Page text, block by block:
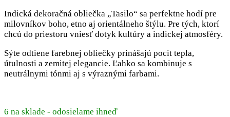
bola:
8.50 €.
je:
6.50 €.
Indická dekoračná obliečka „Tasilo“ sa perfektne hodí pre
milovníkov boho, etno aj orientálneho štýlu. Pre tých, ktorí
chcú do priestoru vniesť dotyk kultúry a indickej atmosféry.
Sýte odtiene farebnej obliečky prinášajú pocit tepla,
útulnosti a zemitej elegancie. Ľahko sa kombinuje s
neutrálnymi tónmi aj s výraznými farbami.
6 na sklade - odosielame ihneď